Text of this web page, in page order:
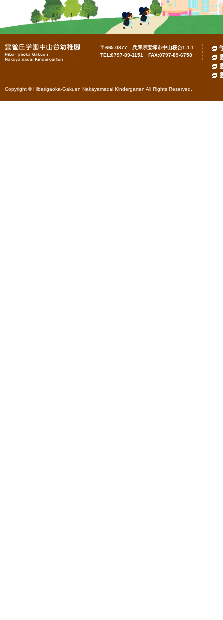
〒665-0877 兵庫県宝塚市中山桜台1-1-1
TEL:0797-89-1151 FAX:0797-89-6758
Copyright © Hibarigaoka-Gakuen Nakayamadai Kindergarten All Rights Reserved.